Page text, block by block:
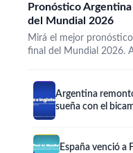
Pronóstico Argentina
del Mundial 2026
Mirá el mejor
final del Mundial 2026.
Argentina
sueña con el
España venció a